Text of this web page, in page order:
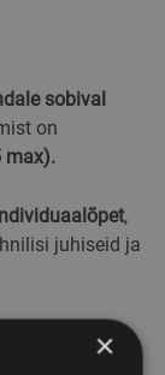
sobival
on
max).
,
juhiseid ja
lähtub
×